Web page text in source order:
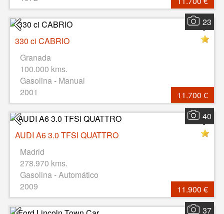
23
330 ci CABRIO
Granada
100.000 kms.
Gasolina - Manual
2001
11.700 €
40
AUDI A6 3.0 TFSI QUATTRO
Madrid
278.970 kms.
Gasolina - Automático
2009
11.900 €
37